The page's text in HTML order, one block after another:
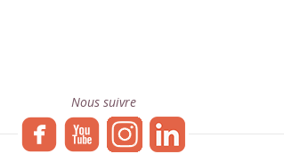
Nous suivre